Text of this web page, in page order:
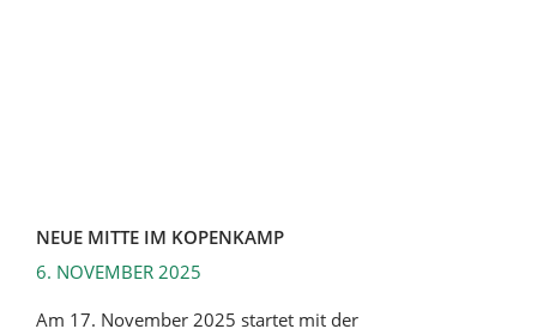
NEUE MITTE IM KOPENKAMP
6. NOVEMBER 2025
Am 17. November 2025 startet mit der